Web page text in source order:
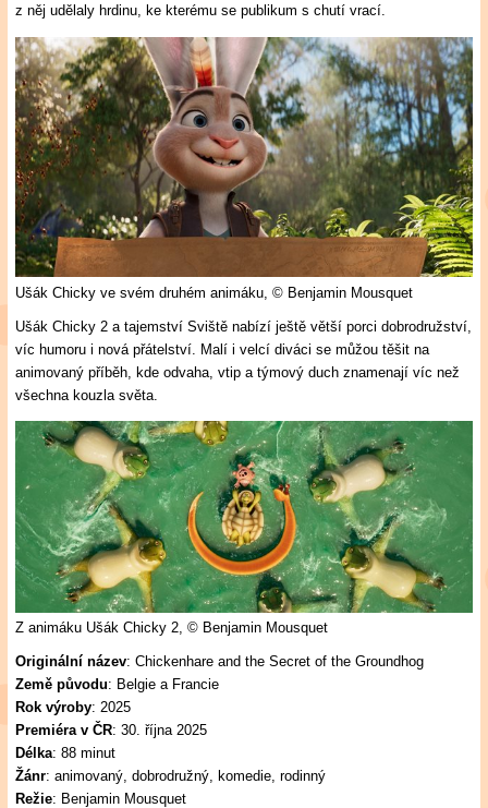
z něj udělaly hrdinu, ke kterému se publikum s chutí vrací.
Ušák Chicky ve svém druhém animáku,© Benjamin Mousquet
Ušák Chicky 2 a tajemství Sviště nabízí ještě větší porci dobrodružství,
víc humoru i nová přátelství. Malí i velcí diváci se můžou těšit na
animovaný příběh, kde odvaha, vtip a týmový duch znamenají víc než
všechna kouzla světa.
Z animáku Ušák Chicky 2,© Benjamin Mousquet
Originální název: Chickenhare and the Secret of the Groundhog
Země původu: Belgie a Francie
Rok výroby: 2025
Premiéra v ČR: 30. října 2025
Délka: 88 minut
Žánr: animovaný, dobrodružný, komedie, rodinný
Režie: Benjamin Mousquet